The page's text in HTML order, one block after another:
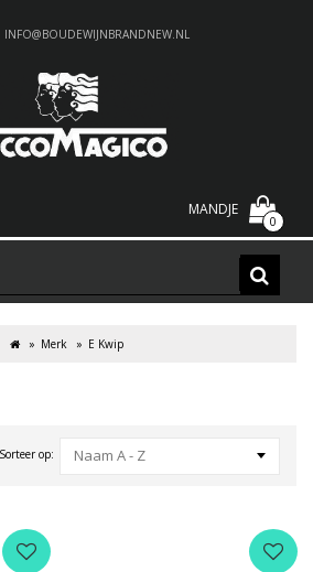
INFO@BOUDEWIJNBRANDNEW.NL
MANDJE
0
Merk E Kwip
Sorteer op: Naam A - Z